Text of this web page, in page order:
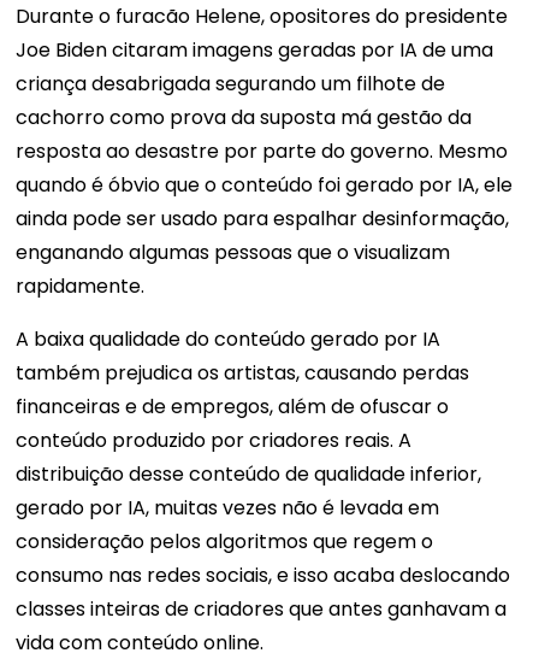
Durante o furacão Helene, opositores do presidente
Joe Biden citaram imagens geradas por IA de uma
criança desabrigada segurando um filhote de
cachorro como prova da suposta má gestão da
resposta ao desastre por parte do governo. Mesmo
quando é óbvio que o conteúdo foi gerado por IA, ele
ainda pode ser usado para espalhar desinformação,
enganando algumas pessoas que o visualizam
rapidamente.
A baixa qualidade do conteúdo gerado por IA
também prejudica os artistas, causando perdas
financeiras e de empregos, além de ofuscar o
conteúdo produzido por criadores reais. A
distribuição desse conteúdo de qualidade inferior,
gerado por IA, muitas vezes não é levada em
consideração pelos algoritmos que regem o
consumo nas redes sociais, e isso acaba deslocando
classes inteiras de criadores que antes ganhavam a
vida com conteúdo online.